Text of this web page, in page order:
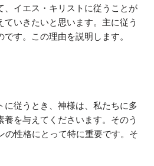
、イエス・キリストに従うことが
いきたいと思います。主に従う
す。この理由を説明します。
に従うとき、神様は、私たちに多
養を与えてくださいます。そのう
の性格にとって特に重要です。そ